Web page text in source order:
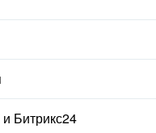
Битрикс24